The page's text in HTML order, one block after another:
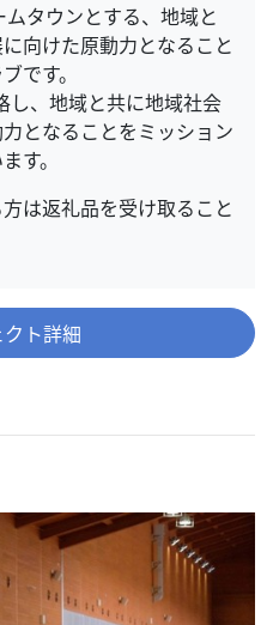
タウンとする、地域と
向けた原動力となること
です。
し、地域と共に地域社会
となることをミッション
す。
は返礼品を受け取ること
ト詳細